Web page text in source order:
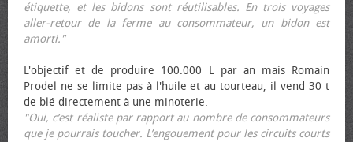
étiquette, et les bidons sont réutilisables. En trois voyages
aller-retour de la ferme au consommateur, un bidon est
amorti."
L'objectif et de produire 100.000 L par an mais Romain
Prodel ne se limite pas à l'huile et au tourteau, il vend 30 t
de blé directement à une minoterie.
"Oui, c’est réaliste par rapport au nombre de consommateurs
que je pourrais toucher. L’engouement pour les circuits courts